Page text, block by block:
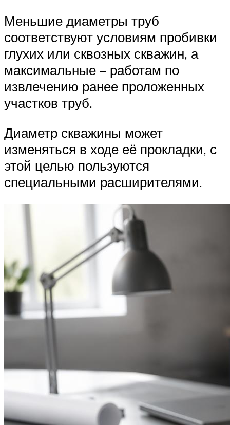
Меньшие диаметры труб
соответствуют условиям пробивки
глухих или сквозных скважин, а
максимальные – работам по
извлечению ранее проложенных
участков труб.
Диаметр скважины может
изменяться в ходе её прокладки, с
этой целью пользуются
специальными расширителями.